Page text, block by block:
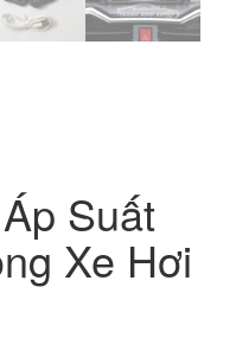
Suất
Xe Hơi